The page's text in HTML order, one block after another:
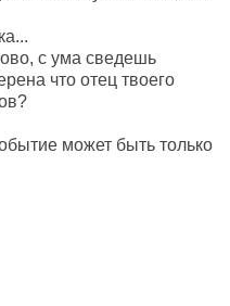
с ума сведешь
что отец твоего
может быть только